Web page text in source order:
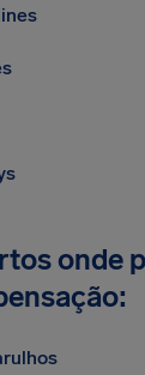
onde